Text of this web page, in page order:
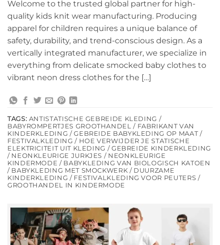
Welcome to the trusted global partner for high-
quality kids knit wear manufacturing. Producing
apparel for children requires a unique balance of
safety, durability, and trend-conscious design. As a
vertically integrated manufacturer, we specialize in
everything from delicate smocked baby clothes to
vibrant neon dress clothes for the […]
TAGS: ANTISTATISCHE GEBREIDE KLEDING /
BABYROMPERTJES GROOTHANDEL / FABRIKANT VAN
KINDERKLEDING / GEBREIDE BABYKLEDING OP MAAT /
FESTIVALKLEDING / HOE VERWIJDER JE STATISCHE
ELEKTRICITEIT UIT KLEDING / GEBREIDE KINDERKLEDING
/ NEONKLEURIGE JURKJES / NEONKLEURIGE
KINDERMODE / BABYKLEDING VAN BIOLOGISCH KATOEN
/ BABYKLEDING MET SMOCKWERK / DUURZAME
KINDERKLEDING / FESTIVALKLEDING VOOR PEUTERS /
GROOTHANDEL IN KINDERMODE